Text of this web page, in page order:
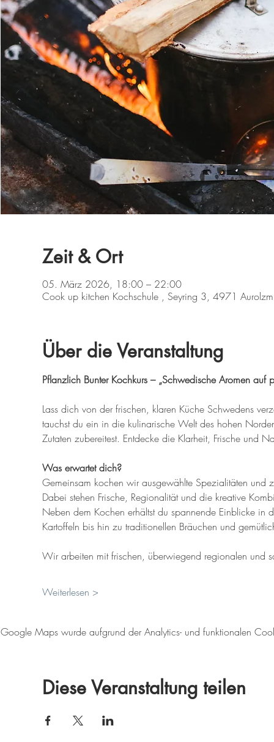
Zeit & Ort
05. März 2026, 18:00 – 22:00
Cook up kitchen Kochschule , Seyring 3, 4971
Über die Veranstaltung
Pflanzlich Bunter Kochkurs – „Schwedische Aromen auf
Lass dich von der frischen, klaren Küche Schwedens
tauchst du ein in die kulinarische Welt des hohen
Zutaten zubereitest. Entdecke die Klarheit, Frische und
Was erwartet dich?
Gemeinsam kochen wir ausgewählte Spezialitäten und
Dabei stehen Frische, Regionalität und die kreative
Neben dem Kochen erhältst du spannende Einblicke in
Kartoffeln bis hin zu traditionellen Bräuchen und
Wir arbeiten mit frischen, überwiegend regionalen und
Weiterlesen >
Google Maps wurde aufgrund der Analytics- und funktionalen
Diese Veranstaltung teilen